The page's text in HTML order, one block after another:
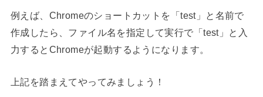
例えば、Chromeのショートカットを「test」と名前で
作成したら、ファイル名を指定して実行で「test」と入
力するとChromeが起動するようになります。
上記を踏まえてやってみましょう！